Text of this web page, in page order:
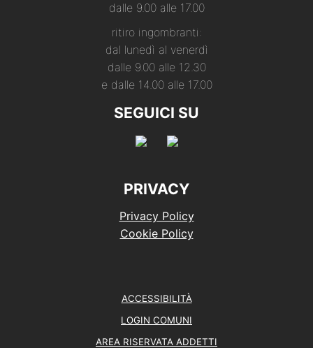
dalle 9.00 alle 17.00
ritiro ingombranti:
dal lunedì al venerdì
dalle 9.00 alle 12.30
e dalle 14.00 alle 17.00
SEGUICI SU
PRIVACY
Privacy Policy
Cookie Policy
ACCESSIBILITÀ
LOGIN COMUNI
AREA RISERVATA ADDETTI